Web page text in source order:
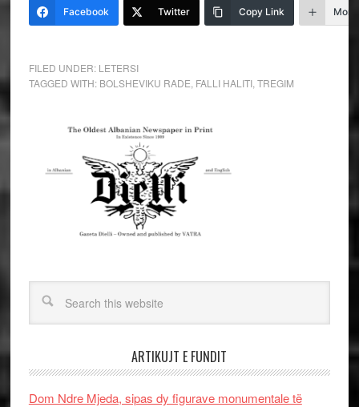
Facebook Twitter Copy Link More
FILED UNDER: LETERSI
TAGGED WITH: BOLSHEVIKU RADE FALLI HALITI, TREGIM
ARTIKUJT E FUNDIT
Dom Ndre Mjeda, sipas dy figurave monumentale të